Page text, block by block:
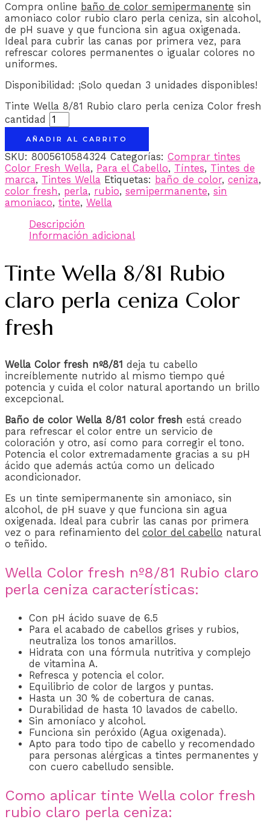
Compra online baño de color semipermanente sin
amoniaco color rubio claro perla ceniza, sin alcohol,
de pH suave y que funciona sin agua oxigenada.
Ideal para cubrir las canas por primera vez, para
refrescar colores permanentes o igualar colores no
uniformes.
Disponibilidad: ¡Solo quedan 3 unidades disponibles!
Tinte Wella 8/81 Rubio claro perla ceniza Color fresh
cantidad
AÑADIR AL CARRITO
SKU: 8005610584324 Categorías: Comprar tintes
Color Fresh Wella, Para el Cabello, Tíntes, Tintes de
marca, Tintes Wella Etiquetas: baño de color, ceniza,
color fresh, perla, rubio, semipermanente, sin
amoniaco, tinte, Wella
Descripción
Información adicional
Tinte Wella 8/81 Rubio
claro perla ceniza Color
fresh
Wella Color fresh nº8/81 deja tu cabello
increíblemente nutrido al mismo tiempo qué
potencia y cuida el color natural aportando un brillo
excepcional.
Baño de color Wella 8/81 color fresh está creado
para refrescar el color entre un servicio de
coloración y otro, así como para corregir el tono.
Potencia el color extremadamente gracias a su pH
ácido que además actúa como un delicado
acondicionador.
Es un tinte semipermanente sin amoniaco, sin
alcohol, de pH suave y que funciona sin agua
oxigenada. Ideal para cubrir las canas por primera
vez o para refinamiento del color del cabello natural
o teñido.
Wella Color fresh nº8/81 Rubio claro
perla ceniza características:
Con pH ácido suave de 6.5
Para el acabado de cabellos grises y rubios,
neutraliza los tonos amarillos.
Hidrata con una fórmula nutritiva y complejo
de vitamina A.
Refresca y potencia el color.
Equilibrio de color de largos y puntas.
Hasta un 30 % de cobertura de canas.
Durabilidad de hasta 10 lavados de cabello.
Sin amoníaco y alcohol.
Funciona sin peróxido (Agua oxigenada).
Apto para todo tipo de cabello y recomendado
para personas alérgicas a tintes permanentes y
con cuero cabelludo sensible.
Como aplicar tinte Wella color fresh
rubio claro perla ceniza: